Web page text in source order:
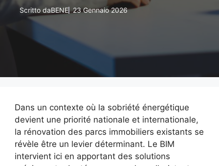
Scritto daBENE 23 Gennaio 2026
Dans un contexte où la sobriété énergétique
devient une priorité nationale et internationale,
la rénovation des parcs immobiliers existants se
révèle être un levier déterminant. Le BIM
intervient ici en apportant des solutions